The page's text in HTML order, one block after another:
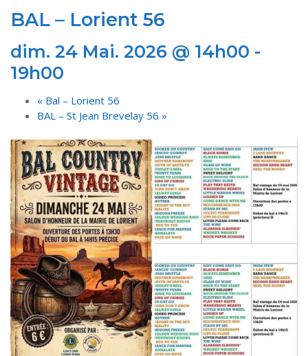
BAL – Lorient 56
dim. 24 Mai. 2026 @ 14h00 -
19h00
« Bal – Lorient 56
BAL – St Jean Brevelay 56»